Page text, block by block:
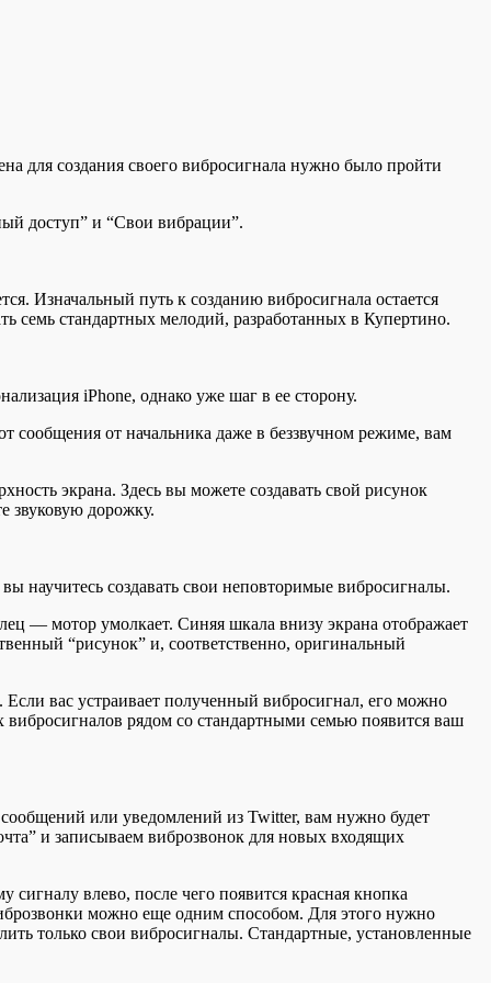
для создания своего вибросигнала нужно было пройти
доступ” и “Свои вибрации”.
Изначальный путь к созданию вибросигнала остается
семь стандартных мелодий, разработанных в Купертино.
iPhone, однако уже шаг в ее сторону.
сообщения от начальника даже в беззвучном режиме, вам
экрана. Здесь вы можете создавать свой рисунок
звуковую дорожку.
научитесь создавать свои неповторимые вибросигналы.
— мотор умолкает. Синяя шкала внизу экрана отображает
“рисунок” и, соответственно, оригинальный
вас устраивает полученный вибросигнал, его можно
рядом со стандартными семью появится ваш
или уведомлений из Twitter, вам нужно будет
и записываем виброзвонок для новых входящих
влево, после чего появится красная кнопка
можно еще одним способом. Для этого нужно
только свои вибросигналы. Стандартные, установленные